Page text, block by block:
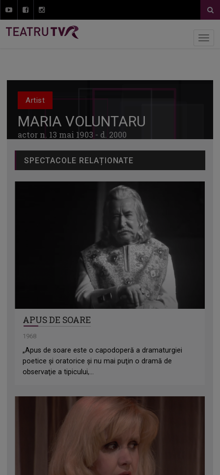
Artist
MARIA VOLUNTARU
actor n. 13 mai 1903 - d. 2000
SPECTACOLE RELAȚIONATE
APUS DE SOARE
1968
„Apus de soare este o capodoperă a dramaturgiei
poetice şi oratorice şi nu mai puţin o dramă de
observaţie a tipicului,...